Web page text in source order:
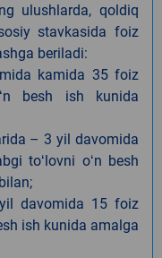
ulushlarda, qoldiq
stavkasida foiz
beriladi:
kamida 35 foiz
besh ish kunida
– 3 yil davomida
toʻlovni oʻn besh
davomida 15 foiz
ish kunida amalga